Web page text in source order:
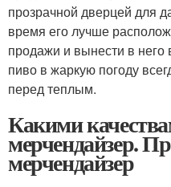
прозрачной дверцей для
время его лучше
продажи и вынести в
пиво в жаркую погоду
перед теплым.
Какими
мерчендайзер.
мерчендайзер